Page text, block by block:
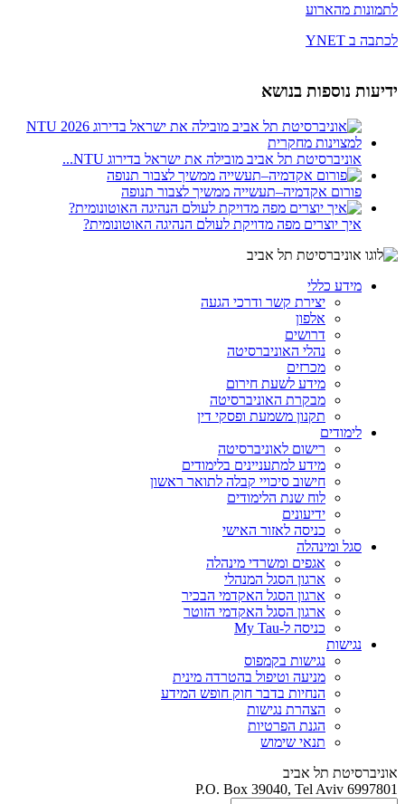
לתמונות מהארוע
לכתבה ב YNET
ידיעות נוספות בנושא
אוניברסיטת תל אביב מובילה את ישראל בדירוג NTU...
פורום אקדמיה–תעשייה ממשיך לצבור תנופה
איך יוצרים מפה מדויקת לעולם הנהיגה האוטונומית?
מידע כללי
יצירת קשר ודרכי הגעה
אלפון
דרושים
נהלי האוניברסיטה
מכרזים
מידע לשעת חירום
מבקרת האוניברסיטה
תקנון משמעת ופסקי דין
לימודים
רישום לאוניברסיטה
מידע למתעניינים בלימודים
חישוב סיכויי קבלה לתואר ראשון
לוח שנת הלימודים
ידיעונים
כניסה לאזור האישי
סגל ומינהלה
אגפים ומשרדי מינהלה
ארגון הסגל המנהלי
ארגון הסגל האקדמי הבכיר
ארגון הסגל האקדמי הזוטר
כניסה ל-My Tau
נגישות
נגישות בקמפוס
מניעה וטיפול בהטרדה מינית
הנחיות בדבר חוק חופש המידע
הצהרת נגישות
הגנת הפרטיות
תנאי שימוש
אוניברסיטת תל אביב
P.O. Box 39040, Tel Aviv 6997801